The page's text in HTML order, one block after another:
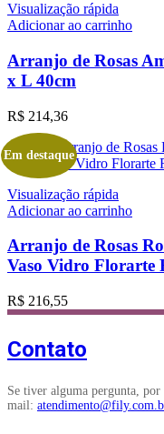
Visualização rápida
Adicionar ao carrinho
Arranjo de Rosas
x L 40cm
R$ 214,36
Visualização rápida
Adicionar ao carrinho
Em destaque
Arranjo de Rosas
Vaso Vidro Florarte
R$ 216,55
Contato
Se tiver alguma pergunta,
mail: